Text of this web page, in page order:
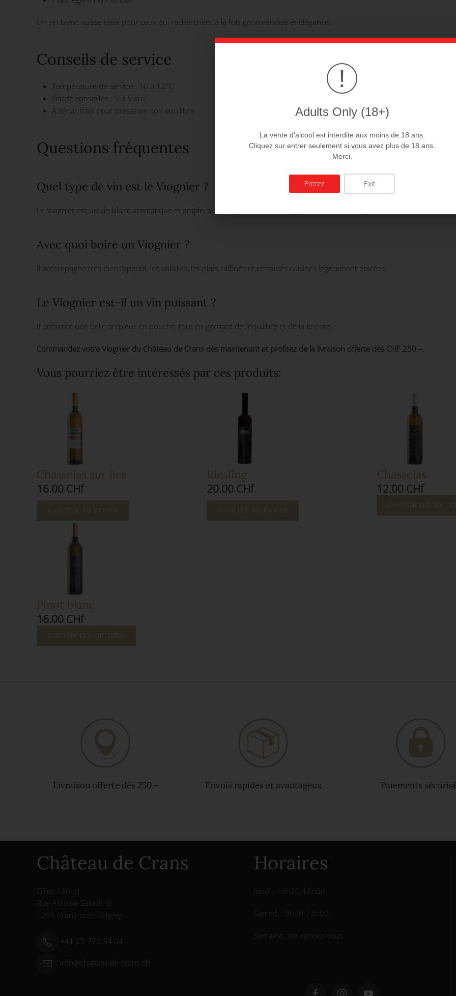
Un vin blanc suisse idéal pour ceux qui recherchent à la fois gourmandise et élégance.
Conseils de service
Température de service : 10 à 12°C
Garde conseillée : 5 à 6 ans
À servir frais pour préserver son équilibre
Questions fréquentes
Quel type de vin est le Viognier ?
Le Viognier est un vin blanc aromatique et ample, apprécié pour sa texture généreuse et son élégance.
Avec quoi boire un Viognier ?
Il accompagne très bien l’apéritif, les volailles, les plats raffinés et certaines cuisines légèrement épicées.
Le Viognier est-il un vin puissant ?
Il présente une belle ampleur en bouche, tout en gardant de l’équilibre et de la finesse.
Commandez votre Viognier du Château de Crans dès maintenant et profitez de la livraison offerte dès CHF 250.–.
Vous pourriez être intéressés par ces produits:
Chasselas sur lies
16.00 CHf
Riesling
20.00 CHf
Chasselas
12.00 CHf
Pinot blanc
16.00 CHf
Livraison offerte dès 250.- Envois rapides et avantageux Paiements
Château de Crans
Gilles Pilloud
Rue Antoine Saladin 8
1299 Crans-près-Céligny
+41 22 776 34 04
info@chateau-de-crans.ch
Horaires
Jeudi : 16h30-18h30
Samedi : 9h00-12h00
Semaine: sur rendez-vous
!
Adults Only (18+)
La vente d'alcool est interdite aux moins de 18 ans.
Cliquez sur entrer seulement si vous avez plus de 18 ans.
Merci.
Entrer Exit